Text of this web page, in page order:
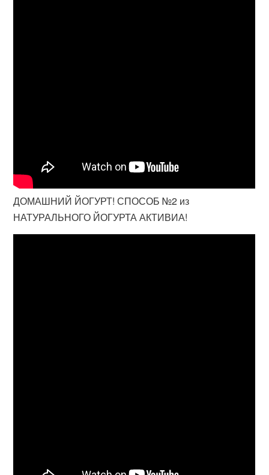
ДОМАШНИЙ ЙОГУРТ! СПОСОБ №2 из
НАТУРАЛЬНОГО ЙОГУРТА АКТИВИА!